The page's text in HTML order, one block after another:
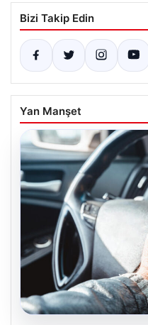
Bizi Takip Edin
Yan Manşet